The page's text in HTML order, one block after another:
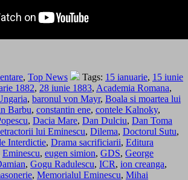
, Top News Tags: 15 ianuarie, 15 iunie
1882, 28 iunie 1883, Academia Romana,
, baronul von Mayr, Boala si moartea lui
Barbu, constantin ene, contele Kalnoky,
, Dacia Mare, Dan Dulciu, Dan Toma
lui Eminescu, Dilema, Doctorul Sutu,
Interdictie, Drama sacrificiarii, Editura
Eminescu, eugen simion, GDS, George
, Gogu Radulescu, ICR, ion creanga,
, Memorialul Eminescu, Mihai